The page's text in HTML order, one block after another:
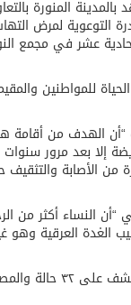
المنورة
التوعوية لمرض
للمواطنين
الهدف من أقامة
إلا بعد مرور سنوات
“أن النساء أكثر
مزمن يصيب الغدة